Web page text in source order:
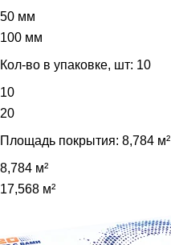
50 мм
100 мм
Кол-во в упаковке, шт: 10
10
20
Площадь покрытия: 8,784 м²
8,784 м²
17,568 м²